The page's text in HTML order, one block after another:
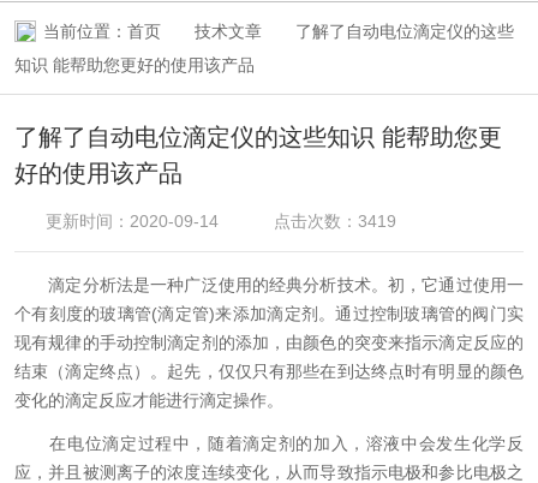
当前位置： 首页 技术文章
了解了自动电位滴定仪的这些
知识 能帮助您更好的使用该产品
了解了自动电位滴定仪的这些知识 能帮助您更
好的使用该产品
更新时间：2020-09-14 点击次数：3419
滴定分析法是一种广泛使用的经典分析技术。初，它通过使用一
个有刻度的玻璃管(滴定管)来添加滴定剂。通过控制玻璃管的阀门实
现有规律的手动控制滴定剂的添加，由颜色的突变来指示滴定反应的
结束（滴定终点）。起先，仅仅只有那些在到达终点时有明显的颜色
变化的滴定反应才能进行滴定操作。
在电位滴定过程中，随着滴定剂的加入，溶液中会发生化学反
应，并且被测离子的浓度连续变化，从而导致指示电极和参比电极之